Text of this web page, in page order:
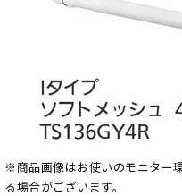
※商品画像はお使いのモニター
る場合がございます。